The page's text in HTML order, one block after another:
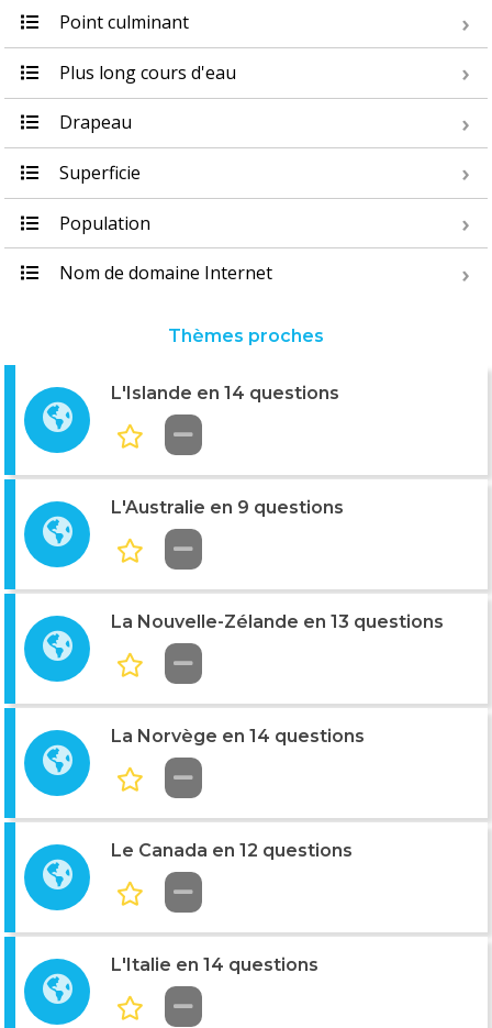
Point culminant
Plus long cours d'eau
Drapeau
Superficie
Population
Nom de domaine Internet
Thèmes proches
L'Islande en 14 questions
L'Australie en 9 questions
La Nouvelle-Zélande en 13 questions
La Norvège en 14 questions
Le Canada en 12 questions
L'Italie en 14 questions